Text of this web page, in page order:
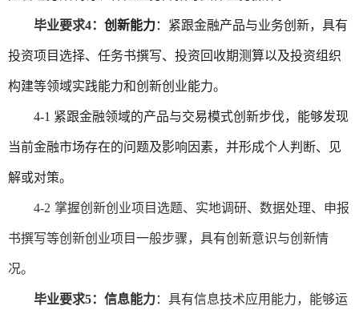
毕业要求4： 创新能力：紧跟金融产品与业务创新，具有
投资项目选择、任务书撰写、投资回收期测算以及投资组织
构建等领域实践能力和创新创业能力。
4-1 紧跟金融领域的产品与交易模式创新步伐，能够发现
当前金融市场存在的问题及影响因素，并形成个人判断、见
解或对策。
4-2 掌握创新创业项目选题、实地调研、数据处理、申报
书撰写等创新创业项目一般步骤，具有创新意识与创新情
况。
毕业要求5：信息能力：具有信息技术应用能力，能够运